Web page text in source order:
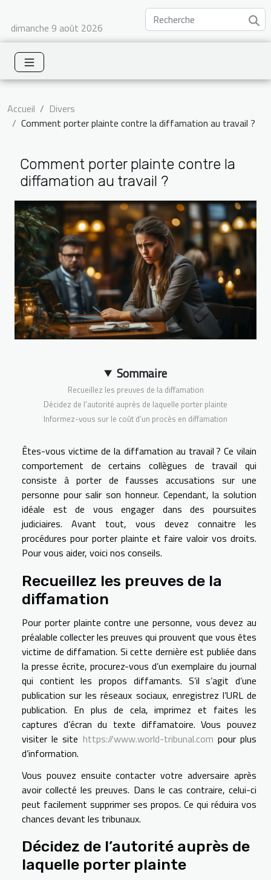
dimanche 9 août 2026
Accueil
Divers
Comment porter plainte contre la diffamation au travail ?
Comment porter plainte contre la
diffamation au travail ?
Sommaire
Recueillez les preuves de la diffamation
Décidez de l’autorité auprès de laquelle porter plainte
Informez-vous sur le coût d’un procès en diffamation
Êtes-vous victime de la diffamation au travail ? Ce vilain
comportement de certains collègues de travail qui
consiste à porter de fausses accusations sur une
personne pour salir son honneur. Cependant, la solution
idéale est de vous engager dans des poursuites
judiciaires. Avant tout, vous devez connaitre les
procédures pour porter plainte et faire valoir vos droits.
Pour vous aider, voici nos conseils.
Recueillez les preuves de la
diffamation
Pour porter plainte contre une personne, vous devez au
préalable collecter les preuves qui prouvent que vous êtes
victime de diffamation. Si cette dernière est publiée dans
la presse écrite, procurez-vous d’un exemplaire du journal
qui contient les propos diffamants. S’il s’agit d’une
publication sur les réseaux sociaux, enregistrez l’URL de
publication. En plus de cela, imprimez et faites les
captures d’écran du texte diffamatoire. Vous pouvez
visiter le site https://www.world-tribunal.com pour plus
d’information.
Vous pouvez ensuite contacter votre adversaire après
avoir collecté les preuves. Dans le cas contraire, celui-ci
peut facilement supprimer ses propos. Ce qui réduira vos
chances devant les tribunaux.
Décidez de l’autorité auprès de
laquelle porter plainte